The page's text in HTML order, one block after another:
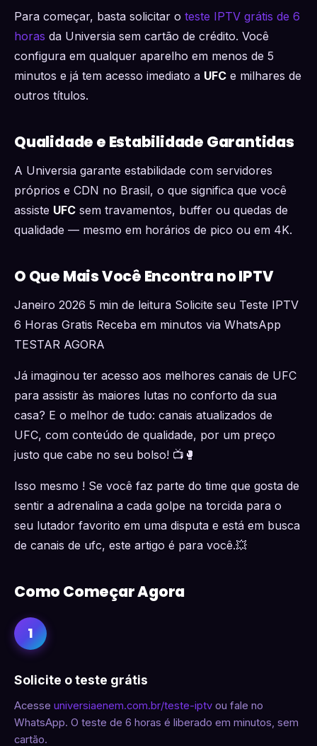
Para começar, basta solicitar o teste IPTV grátis de 6
horas da Universia sem cartão de crédito. Você
configura em qualquer aparelho em menos de 5
minutos e já tem acesso imediato a UFC e milhares de
outros títulos.
Qualidade e Estabilidade Garantidas
A Universia garante estabilidade com servidores
próprios e CDN no Brasil, o que significa que você
assiste UFC sem travamentos, buffer ou quedas de
qualidade — mesmo em horários de pico ou em 4K.
O Que Mais Você Encontra no IPTV
Janeiro 2026 5 min de leitura Solicite seu Teste IPTV
6 Horas Gratis Receba em minutos via WhatsApp
TESTAR AGORA
Já imaginou ter acesso aos melhores canais de UFC
para assistir às maiores lutas no conforto da sua
casa? E o melhor de tudo: canais atualizados de
UFC, com conteúdo de qualidade, por um preço
justo que cabe no seu bolso! 📺🥊
Isso mesmo ! Se você faz parte do time que gosta de
sentir a adrenalina a cada golpe na torcida para o
seu lutador favorito em uma disputa e está em busca
de canais de ufc, este artigo é para você.💥
Como Começar Agora
1
Solicite o teste grátis
Acesse universiaenem.com.br/teste-iptv ou fale no
WhatsApp. O teste de 6 horas é liberado em minutos, sem
cartão.